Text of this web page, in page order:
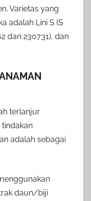
Varietas yang
adalah Lini S (S
dan 230731), dan
terlanjur
adalah sebagai
daun/biji